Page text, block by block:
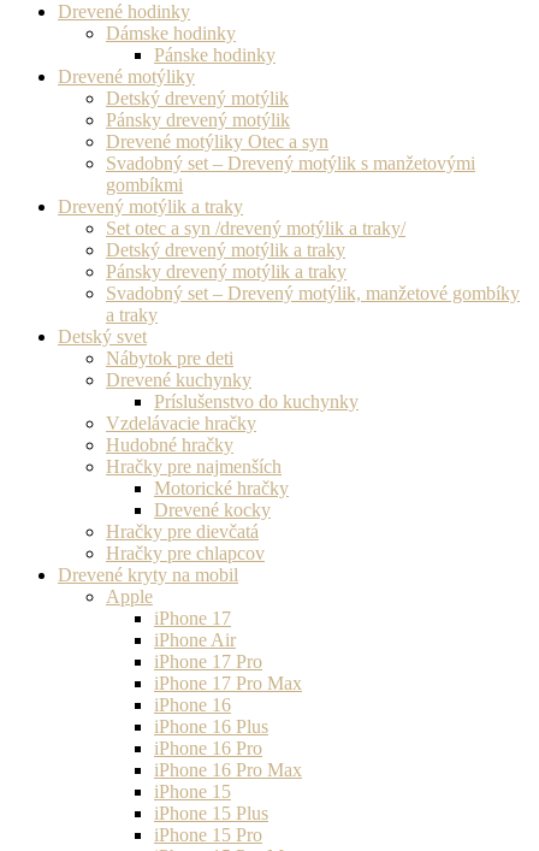
Drevené hodinky
Dámske hodinky
Pánske hodinky
Drevené motýliky
Detský drevený motýlik
Pánsky drevený motýlik
Drevené motýliky Otec a syn
Svadobný set – Drevený motýlik s manžetovými
gombíkmi
Drevený motýlik a traky
Set otec a syn /drevený motýlik a traky/
Detský drevený motýlik a traky
Pánsky drevený motýlik a traky
Svadobný set – Drevený motýlik, manžetové gombíky
a traky
Detský svet
Nábytok pre deti
Drevené kuchynky
Príslušenstvo do kuchynky
Vzdelávacie hračky
Hudobné hračky
Hračky pre najmenších
Motorické hračky
Drevené kocky
Hračky pre dievčatá
Hračky pre chlapcov
Drevené kryty na mobil
Apple
iPhone 17
iPhone Air
iPhone 17 Pro
iPhone 17 Pro Max
iPhone 16
iPhone 16 Plus
iPhone 16 Pro
iPhone 16 Pro Max
iPhone 15
iPhone 15 Plus
iPhone 15 Pro